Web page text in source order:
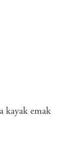
kayak emak